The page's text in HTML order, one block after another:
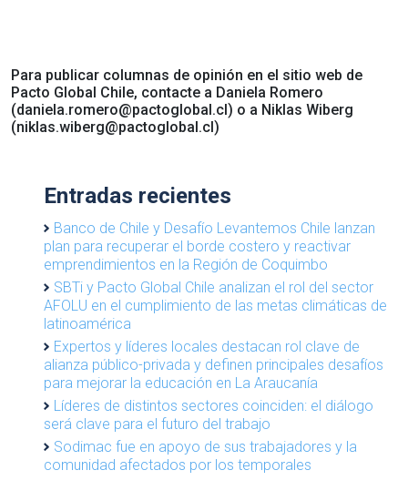
Para publicar columnas de opinión en el sitio web de
Pacto Global Chile, contacte a Daniela Romero
(daniela.romero@pactoglobal.cl) o a Niklas Wiberg
(niklas.wiberg@pactoglobal.cl)
Entradas recientes
Banco de Chile y Desafío Levantemos Chile lanzan
plan para recuperar el borde costero y reactivar
emprendimientos en la Región de Coquimbo
SBTi y Pacto Global Chile analizan el rol del sector
AFOLU en el cumplimiento de las metas climáticas de
latinoamérica
Expertos y líderes locales destacan rol clave de
alianza público-privada y definen principales desafíos
para mejorar la educación en La Araucanía
Líderes de distintos sectores coinciden: el diálogo
será clave para el futuro del trabajo
Sodimac fue en apoyo de sus trabajadores y la
comunidad afectados por los temporales